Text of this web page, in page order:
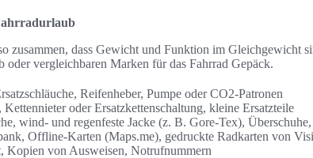
zusammen, dass Gewicht und Funktion im Gleichgewicht
oder vergleichbaren Marken für das Fahrrad Gepäck.
Reifenheber, Pumpe oder CO2-Patronen
Kettennieter oder Ersatzkettenschaltung, kleine Ersatzteile
wind- und regenfeste Jacke (z. B. Gore‑Tex),
Offline-Karten (Maps.me), gedruckte Radkarten von
Kopien von Ausweisen, Notrufnummern